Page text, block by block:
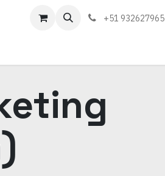
+51 932627965